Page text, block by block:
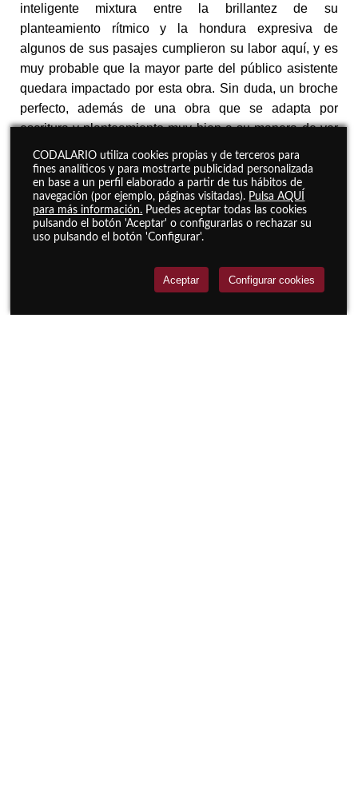
inteligente mixtura entre la brillantez de su
planteamiento rítmico y la hondura expresiva de
algunos de sus pasajes cumplieron su labor aquí, y es
muy probable que la mayor parte del público asistente
quedara impactado por esta obra. Sin duda, un broche
perfecto, además de una obra que se adapta por
escritura y planteamiento muy bien a su manera de ver
estestylus phantasticus
tan descomunal –si hay una
obra que define este estilo a la perfección, sin duda es
esta, dechado de libertad y experimentación sin
ambages–.
Es imposible no acordarse aquí del
por repertorio, un conjunto realmente fascinante –
CODALARIO utiliza cookies propias y de terceros para
fines analíticos y para mostrarte publicidad personalizada
en base a un perfil elaborado a partir de tus hábitos de
navegación (por ejemplo, páginas visitadas). Pulsa AQUÍ
para más información. Puedes aceptar todas las cookies
pulsando el botón 'Aceptar' o configurarlas o rechazar su
uso pulsando el botón 'Configurar'.
Aceptar Configurar cookies